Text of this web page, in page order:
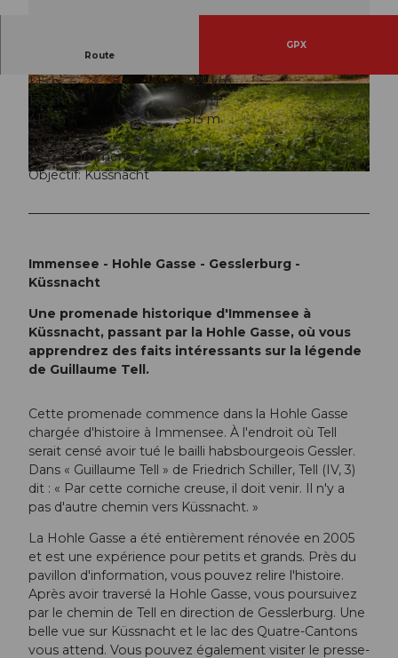
© Chris Krebs, RIGI BAHNEN AG
© Chris Krebs, RIGI BAHNEN AG © Chris Krebs, RIGI BAHNEN AG
Route
GPX
1:15 h
4,21 km
133 m
89 m
416 m
513 m
97 m
Départ: Immensee
Objectif: Küssnacht
Immensee - Hohle Gasse - Gesslerburg -
Küssnacht
Une promenade historique d'Immensee à
Küssnacht, passant par la Hohle Gasse, où vous
apprendrez des faits intéressants sur la légende
de Guillaume Tell.
Cette promenade commence dans la Hohle Gasse
chargée d'histoire à Immensee. À l'endroit où Tell
serait censé avoir tué le bailli habsbourgeois Gessler.
Dans « Guillaume Tell » de Friedrich Schiller, Tell (IV, 3)
dit : « Par cette corniche creuse, il doit venir. Il n'y a
pas d'autre chemin vers Küssnacht. »
La Hohle Gasse a été entièrement rénovée en 2005
et est une expérience pour petits et grands. Près du
pavillon d'information, vous pouvez relire l'histoire.
Après avoir traversé la Hohle Gasse, vous poursuivez
par le chemin de Tell en direction de Gesslerburg. Une
belle vue sur Küssnacht et le lac des Quatre-Cantons
vous attend. Vous pouvez également visiter le presse-